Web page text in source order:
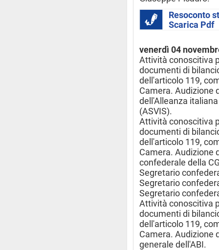
Resoconto
Scarica Pdf
venerdì 04
Attività conoscitiva
documenti di
dell'articolo 119,
Camera. Audizione
dell'Alleanza
(ASVIS).
Attività conoscitiva
documenti di
dell'articolo 119,
Camera. Audizione
confederale della
Segretario
Segretario
Segretario
Attività conoscitiva
documenti di
dell'articolo 119,
Camera. Audizione
generale dell'ABI.